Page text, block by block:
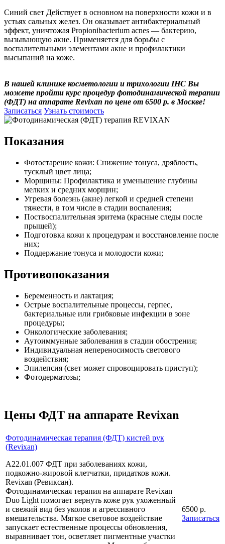
Синий свет Действует в основном на поверхности кожи и в
устьях сальных желез. Он оказывает антибактериальный
эффект, уничтожая Propionibacterium acnes — бактерию,
вызывающую акне. Применяется для борьбы с
воспалительными элементами акне и профилактики
высыпаний на коже.
В нашей клинике косметологии и трихологии IHC Вы
можете пройти курс процедур фотодинамической терапии
(ФДТ) на аппарате Revixan по цене от 6500 р. в Москве!
Записаться Узнать стоимость
Показания
Фотостарение кожи: Снижение тонуса, дряблость,
тусклый цвет лица;
Морщины: Профилактика и уменьшение глубины
мелких и средних морщин;
Угревая болезнь (акне) легкой и средней степени
тяжести, в том числе в стадии воспаления;
Поствоспалительная эритема (красные следы после
прыщей);
Подготовка кожи к процедурам и восстановление после
них;
Поддержание тонуса и молодости кожи;
Противопоказания
Беременность и лактация;
Острые воспалительные процессы, герпес,
бактериальные или грибковые инфекции в зоне
процедуры;
Онкологические заболевания;
Аутоиммунные заболевания в стадии обострения;
Индивидуальная непереносимость светового
воздействия;
Эпилепсия (свет может спровоцировать приступ);
Фотодерматозы;
Цены ФДТ на аппарате Revixan
Фотодинамическая терапия (ФДТ) кистей рук
(Revixan)
А22.01.007 ФДТ при заболеваниях кожи,
подкожно-жировой клетчатки, придатков кожи.
Revixan (Ревиксан).
Фотодинамическая терапия на аппарате Revixan
Duo Light помогает вернуть коже рук ухоженный
и свежий вид без уколов и агрессивного
вмешательства. Мягкое световое воздействие
запускает естественные процессы обновления,
выравнивает тон, осветляет пигментные участки
6500 р.
Записаться